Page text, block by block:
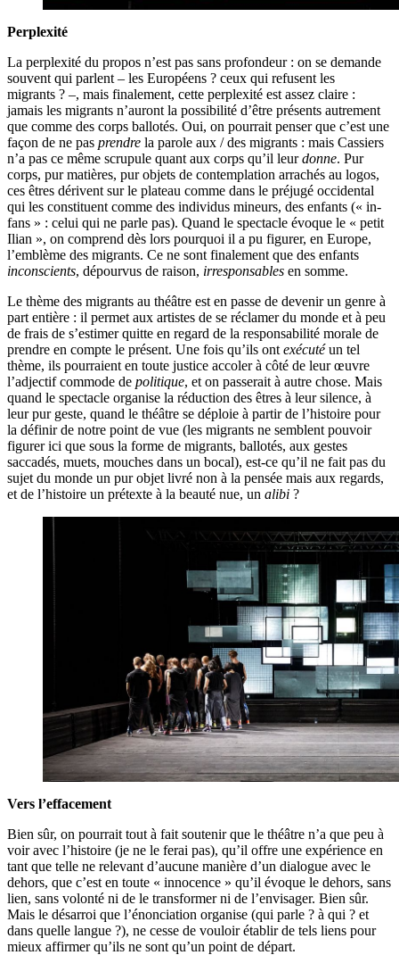
Perplexité
La perplexité du propos n’est pas sans profondeur : on se demande
souvent qui parlent – les Européens ? ceux qui refusent les
migrants ? –, mais finalement, cette perplexité est assez claire :
jamais les migrants n’auront la possibilité d’être présents autrement
que comme des corps ballotés. Oui, on pourrait penser que c’est une
façon de ne pas prendre la parole aux / des migrants : mais Cassiers
n’a pas ce même scrupule quant aux corps qu’il leurdonne. Pur
corps, pur matières, pur objets de contemplation arrachés au logos,
ces êtres dérivent sur le plateau comme dans le préjugé occidental
qui les constituent comme des individus mineurs, des enfants (« in-
fans » : celui qui ne parle pas). Quand le spectacle évoque le « petit
Ilian », on comprend dès lors pourquoi il a pu figurer, en Europe,
l’emblème des migrants. Ce ne sont finalement que des enfants
inconscients, dépourvus de raison, irresponsables en somme.
Le thème des migrants au théâtre est en passe de devenir un genre à
part entière : il permet aux artistes de se réclamer du monde et à peu
de frais de s’estimer quitte en regard de la responsabilité morale de
prendre en compte le présent. Une fois qu’ils ont exécutéun tel
thème, ils pourraient en toute justice accoler à côté de leur œuvre
l’adjectif commode de politique, et on passerait à autre chose. Mais
quand le spectacle organise la réduction des êtres à leur silence, à
leur pur geste, quand le théâtre se déploie à partir de l’histoire pour
la définir de notre point de vue (les migrants ne semblent pouvoir
figurer ici que sous la forme de migrants, ballotés, aux gestes
saccadés, muets, mouches dans un bocal), est-ce qu’il ne fait pas du
sujet du monde un pur objet livré non à la pensée mais aux regards,
et de l’histoire un prétexte à la beauté nue, un alibi ?
Vers l’effacement
Bien sûr, on pourrait tout à fait soutenir que le théâtre n’a que peu à
voir avec l’histoire (je ne le ferai pas), qu’il offre une expérience en
tant que telle ne relevant d’aucune manière d’un dialogue avec le
dehors, que c’est en toute « innocence » qu’il évoque le dehors, sans
lien, sans volonté ni de le transformer ni de l’envisager. Bien sûr.
Mais le désarroi que l’énonciation organise (qui parle ? à qui ? et
dans quelle langue ?), ne cesse de vouloir établir de tels liens pour
mieux affirmer qu’ils ne sont qu’un point de départ.